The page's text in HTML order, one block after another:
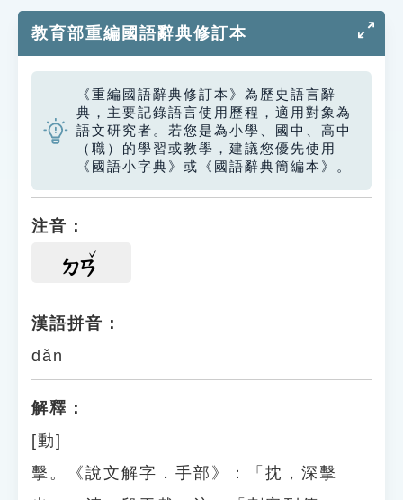
貓頭鷹博士
教育部重編國語辭典修訂本
《重編國語辭典修訂本》為歷史語言辭
典，主要記錄語言使用歷程，適用對象為
語文研究者。若您是為小學、國中、高中
（職）的學習或教學，建議您優先使用
《國語小字典》或《國語辭典簡編本》。
注音：
ㄉㄢ
漢語拼音：
dǎn
解釋：
[動]
擊。《說文解字．手部》：「抌，深擊